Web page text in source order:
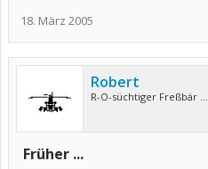
18. März 2005
Robert
R-O-süchtiger Freßbär ...
Früher ...